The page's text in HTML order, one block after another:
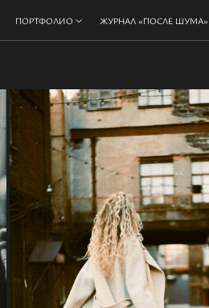
ПОРТФОЛИО ЖУРНАЛ «ПОСЛЕ ШУМА»